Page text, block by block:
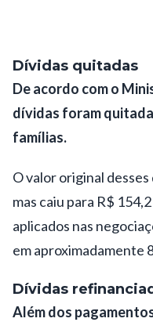
Dívidas quitadas
De acordo com o
dívidas foram
famílias.
O valor original
mas caiu para R$
aplicados nas
em aproximadamente
Dívidas
Além dos